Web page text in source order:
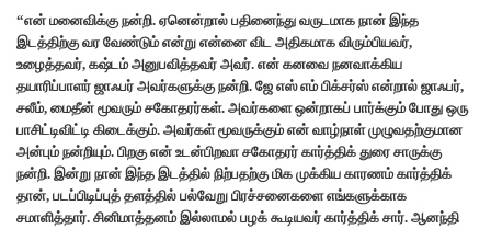
“என் மனைவிக்கு நன்றி. ஏனென்றால் பதினைந்து வருடமாக நான் இந்த
இடத்திற்கு வர வேண்டும் என்று என்னை விட அதிகமாக விரும்பியவர்,
உழைத்தவர், கஷ்டம் அனுபவித்தவர் அவர். என் கனவை நனவாக்கிய
தயாரிப்பாளர் ஜாஃபர் அவர்களுக்கு நன்றி. ஜே எஸ் எம் பிக்சர்ஸ் என்றால் ஜாஃபர்,
சலீம், மைதீன் மூவரும் சகோதரர்கள். அவர்களை ஒன்றாகப் பார்க்கும் போது ஒரு
பாசிட்டிவிட்டி கிடைக்கும். அவர்கள் மூவருக்கும் என் வாழ்நாள் முழுவதற்குமான
அன்பும் நன்றியும். பிறகு என் உடன்பிறவா சகோதரர் கார்த்திக் துரை சாருக்கு
நன்றி. இன்று நான் இந்த இடத்தில் நிற்பதற்கு மிக முக்கிய காரணம் கார்த்திக்
தான், படப்பிடிப்புத் தளத்தில் பல்வேறு பிரச்சனைகளை எங்களுக்காக
சமாளித்தார். சினிமாத்தனம் இல்லாமல் பழக் கூடியவர் கார்த்திக் சார். ஆனந்தி